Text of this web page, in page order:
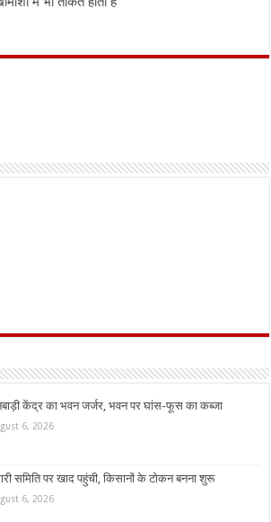
केंद्र का भवन जर्जर, भवन पर घांस-फूस का कब्जा
6, 2026
समिति पर खाद पहुंची, किसानों के टोकन बनना शुरू
6, 2026